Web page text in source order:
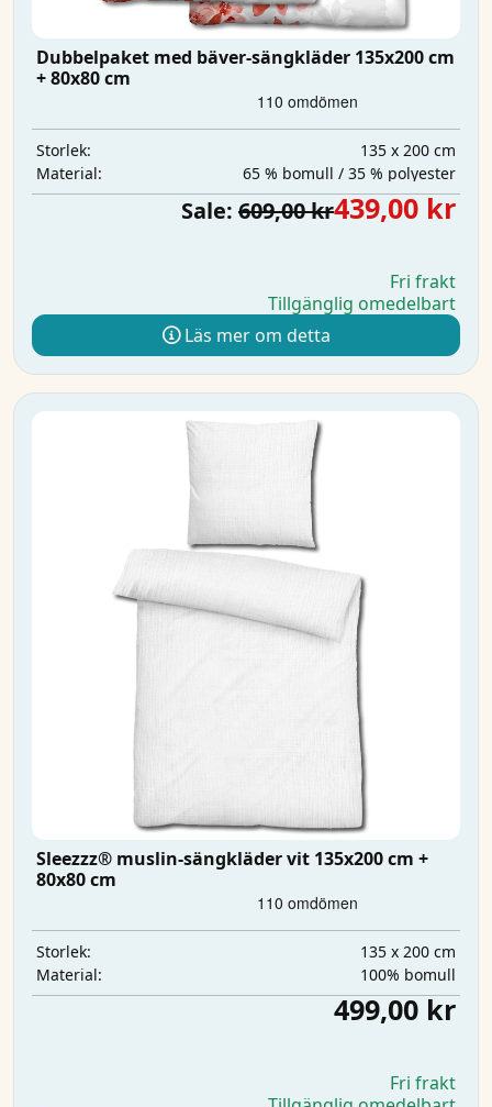
Dubbelpaket med bäver-sängkläder 135x200 cm
+ 80x80 cm
Storlek:
135 x 200 cm
Material:
65 % bomull / 35 % polyester
Sale: 609,00 kr439,00 kr
Fri frakt
Tillgänglig omedelbart
Läs mer om detta
Sleezzz® muslin-sängkläder vit 135x200 cm +
80x80 cm
Storlek:
135 x 200 cm
Material:
100% bomull
499,00 kr
Fri frakt